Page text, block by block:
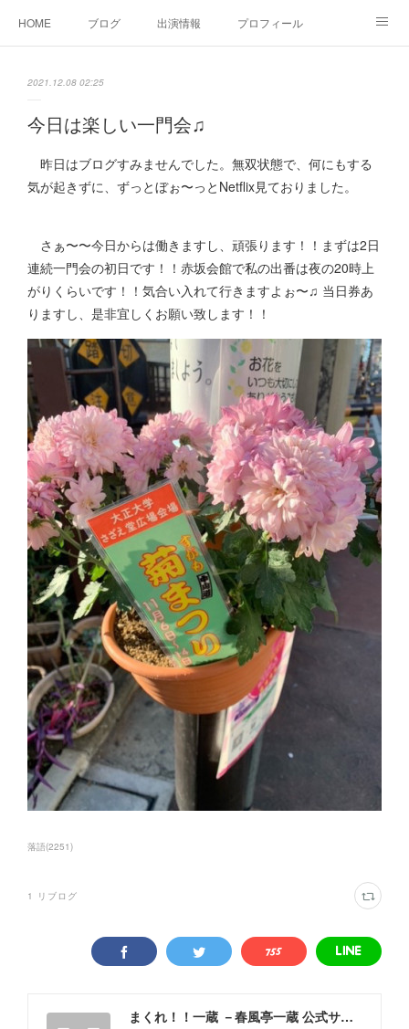
HOME ブログ 出演情報 プロフィール
2021.12.08 02:25
今日は楽しい一門会♫
昨日はブログすみませんでした。無双状態で、何にもする
気が起きずに、ずっとぼぉ〜っとNetflix見ておりました。
さぁ〜〜今日からは働きますし、頑張ります！！まずは2日
連続一門会の初日です！！赤坂会館で私の出番は夜の20時上
がりくらいです！！気合い入れて行きますよぉ〜♫ 当日券あ
りますし、是非宜しくお願い致します！！
落語(2251)
1 リブログ
まくれ！！一蔵 －春風亭一蔵 公式サイト－